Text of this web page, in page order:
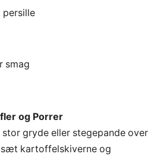
persille
smag
og Porrer
stor gryde eller stegepande over
kartoffelskiverne og